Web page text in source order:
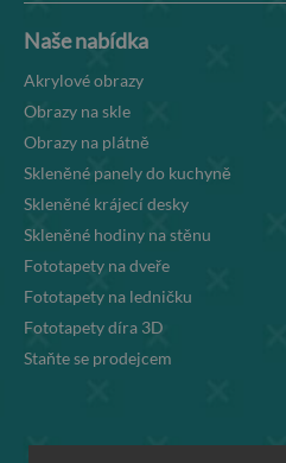
Naše nabídka
Akrylové obrazy
Obrazy na skle
Obrazy na plátně
Skleněné panely do kuchyně
Skleněné krájecí desky
Skleněné hodiny na stěnu
Fototapety na dveře
Fototapety na ledničku
Fototapety díra 3D
Staňte se prodejcem